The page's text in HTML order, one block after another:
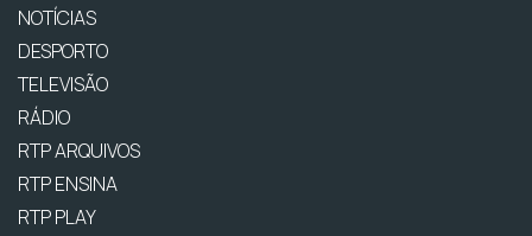
NOTÍCIAS
DESPORTO
TELEVISÃO
RÁDIO
RTP ARQUIVOS
RTP ENSINA
RTP PLAY